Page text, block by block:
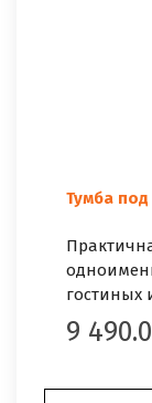
Тумба
гостиных
9